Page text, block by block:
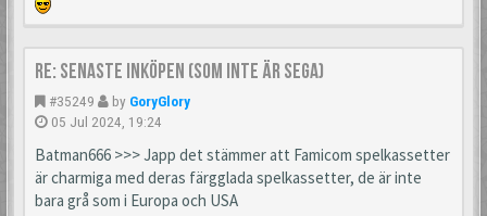
Re: Senaste inköpen (som inte är Sega)
#35249 by GoryGlory
05 Jul 2024, 19:24
Batman666 >>> Japp det stämmer att Famicom spelkassetter
är charmiga med deras färgglada spelkassetter, de är inte
bara grå som i Europa och USA